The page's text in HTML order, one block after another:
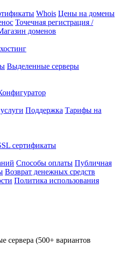
Whois Цены на домены
Точечная регистрация /
доменов
Выделенные серверы
Поддержка Тарифы на
сертификаты
Способы оплаты Публичная
Возврат денежных средств
Политика использования
сервера (500+ вариантов